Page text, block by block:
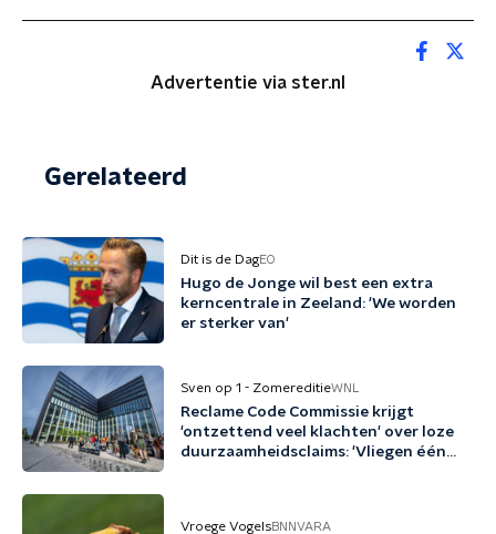
Advertentie via ster.nl
Gerelateerd
Dit is de DagEO
Hugo de Jonge wil best een extra
kerncentrale in Zeeland: 'We worden
er sterker van'
Sven op 1 - ZomereditieWNL
Reclame Code Commissie krijgt
'ontzettend veel klachten' over loze
duurzaamheidsclaims: 'Vliegen één
Vroege VogelsBNNVARA